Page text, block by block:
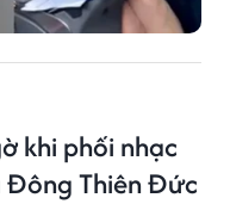
khi phối nhạc
Đông Thiên Đức